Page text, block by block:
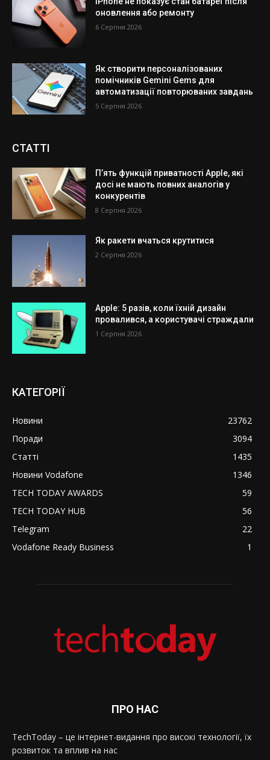
оновлення або ремонту
6 Серпня 2026
Як створити персоналізованих
помічників Gemini Gems для
автоматизації повторюваних завдань
5 Серпня 2026
СТАТТІ
П’ять функцій приватності Apple, які
досі не мають повних аналогів у
конкурентів
8 Серпня 2026
Як ракети вчаться крутитися
2 Серпня 2026
Apple: 5 разів, коли їхній дизайн
провалився, а користувачі страждали
1 Серпня 2026
КАТЕГОРІЇ
Новини
23762
Поради
3094
Статті
1435
Новини Vodafone
1346
TECH TODAY AWARDS
59
TECH TODAY HUB
56
Telegram
22
Vodafone Ready Business
1
ПРО НАС
TechToday – це інтернет-видання про високі технології, їх
розвиток та вплив на нас